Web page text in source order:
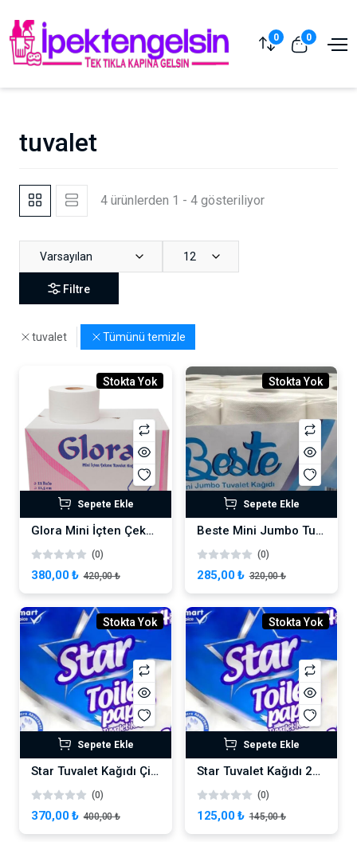
0 0
tuvalet
4 ürünlerden 1 - 4 gösteriliyor
Varsayılan 12
Filtre
tuvalet Tümünü temizle
Stokta Yok
Sepete Ekle
Glora Mini İçten Çekme Tuvalet Kağıdı
(0)
380,00 ₺ 420,00 ₺
Stokta Yok
Sepete Ekle
Beste Mini Jumbo Tuvalet Kağıdı 12 Rulo 3kg.
(0)
285,00 ₺ 320,00 ₺
Stokta Yok
Sepete Ekle
Star Tuvalet Kağıdı Çift Katlı 1 Koli 3 Paket 72 Rulo
(0)
370,00 ₺ 400,00 ₺
Stokta Yok
Sepete Ekle
Star Tuvalet Kağıdı 24 Adet - 2 Katlı
(0)
125,00 ₺ 145,00 ₺